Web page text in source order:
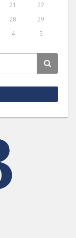
21
22
28
29
4 5